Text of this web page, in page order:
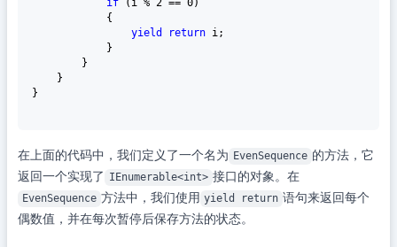
if (i % 2 == 0)
yield
return i;
}
在上面的代码中，我们定义了一个名为 EvenSequence 的方法，它
返回一个实现了 IEnumerable<int> 接口的对象。在
EvenSequence 方法中，我们使用 yield return 语句来返回每个
偶数值，并在每次暂停后保存方法的状态。